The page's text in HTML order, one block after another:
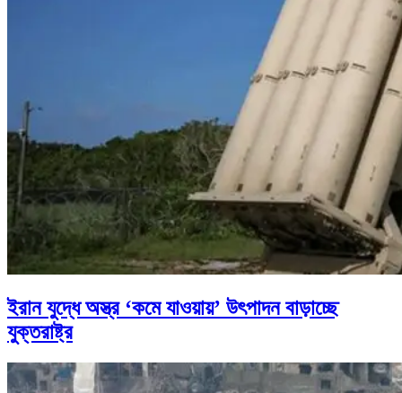
ইরান যুদ্ধে অস্ত্র ‘কমে যাওয়ায়’ উৎপাদন বাড়াচ্ছে
যুক্তরাষ্ট্র